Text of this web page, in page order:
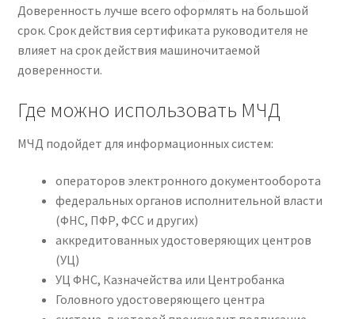
Доверенность лучше всего оформлять на большой
срок. Срок действия сертификата руководителя не
влияет на срок действия машиночитаемой
доверенности.
Где можно использовать МЧД
МЧД подойдет для информационных систем:
операторов электронного документооборота
федеральных органов исполнительной власти
(ФНС, ПФР, ФСС и других)
аккредитованных удостоверяющих центров
(УЦ)
УЦ ФНС, Казначейства или Центробанка
Головного удостоверяющего центра